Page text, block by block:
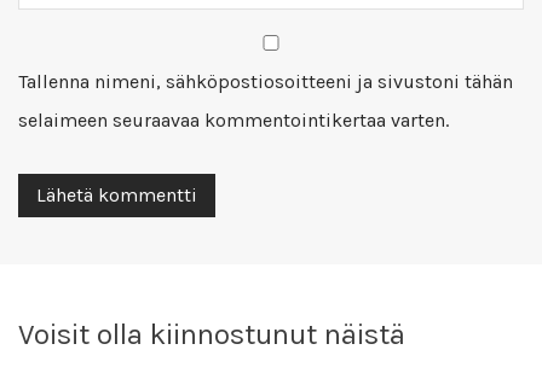
Tallenna nimeni, sähköpostiosoitteeni ja sivustoni tähän
selaimeen seuraavaa kommentointikertaa varten.
Voisit olla kiinnostunut näistä